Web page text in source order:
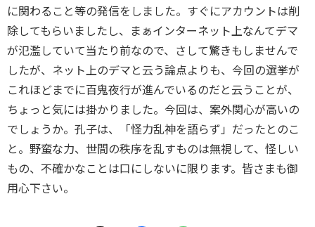
に関わること等の発信をしました。すぐにアカウントは削
除してもらいましたし、まぁインターネット上なんてデマ
が氾濫していて当たり前なので、さして驚きもしませんで
したが、ネット上のデマと云う論点よりも、今回の選挙が
これほどまでに百鬼夜行が進んでいるのだと云うことが、
ちょっと気には掛かりました。今回は、案外関心が高いの
でしょうか。孔子は、「怪力乱神を語らず」だったとのこ
と。野蛮な力、世間の秩序を乱すものは無視して、怪しい
もの、不確かなことは口にしないに限ります。皆さまも御
用心下さい。